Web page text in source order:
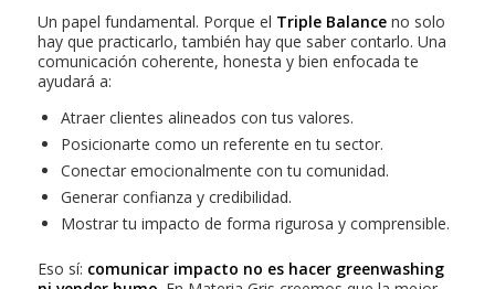
Un papel fundamental. Porque el Triple Balanceno solo
hay que practicarlo, también hay que saber contarlo. Una
comunicación coherente, honesta y bien enfocada te
ayudará a:
Atraer clientes alineados con tus valores.
Posicionarte como un referente en tu sector.
Conectar emocionalmente con tu comunidad.
Generar confianza y credibilidad.
Mostrar tu impacto de forma rigurosa y comprensible.
Eso sí: comunicar impacto no es hacer greenwashing